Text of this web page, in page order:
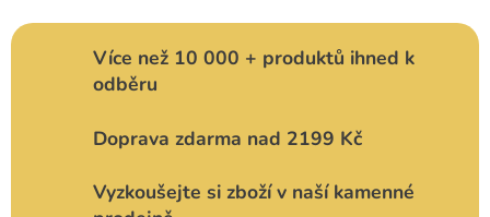
Více než 10 000 + produktů ihned k
odběru
Doprava zdarma nad 2199 Kč
Vyzkoušejte si zboží v naší kamenné